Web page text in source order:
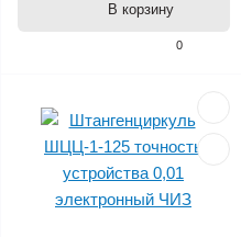
0
В корзину